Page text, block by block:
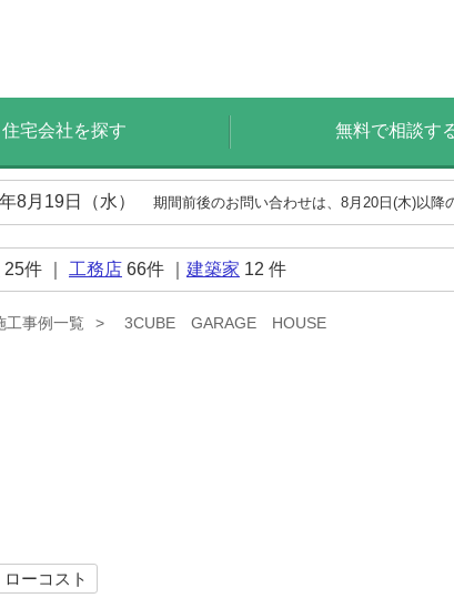
住宅会社を探す 無料で相談す
8月19日（水） 期間前後のお問い合わせは、8月20日(木)以降
25件 ｜ 工務店 66件 ｜ 建築家 12 件
工事例一覧 3CUBE GARAGE HOUSE
ーコスト